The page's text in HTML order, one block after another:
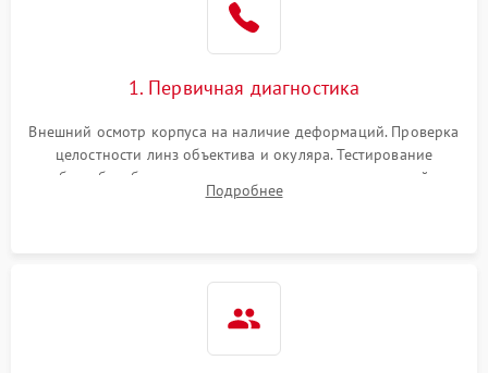
1. Первичная диагностика
Внешний осмотр корпуса на наличие деформаций. Проверка
целостности линз объектива и окуляра. Тестирование
работы барабанчиков ввода поправок, кольца отстройки
параллакса и зума. Выявление сколов, внутренних
Подробнее